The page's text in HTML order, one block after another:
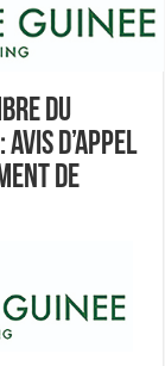
du
D’APPEL
DE